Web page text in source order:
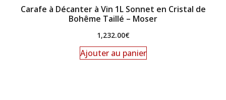
Carafe à Décanter à Vin 1L Sonnet en Cristal de
Bohême Taillé – Moser
1,232.00€
Ajouter au panier